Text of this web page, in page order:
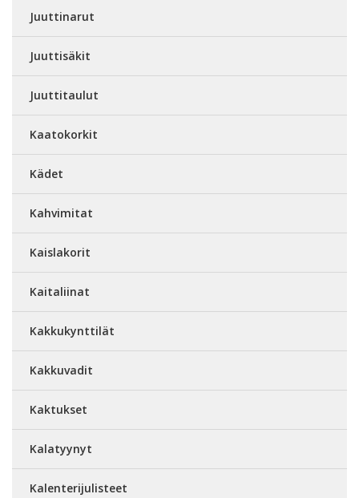
Juuttinarut
Juuttisäkit
Juuttitaulut
Kaatokorkit
Kädet
Kahvimitat
Kaislakorit
Kaitaliinat
Kakkukynttilät
Kakkuvadit
Kaktukset
Kalatyynyt
Kalenterijulisteet